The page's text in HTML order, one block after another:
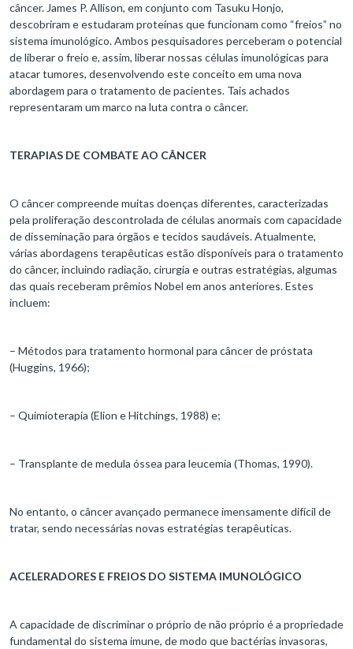
câncer. James P. Allison, em conjunto com Tasuku Honjo,
descobriram e estudaram proteínas que funcionam como “freios” no
sistema imunológico. Ambos pesquisadores perceberam o potencial
de liberar o freio e, assim, liberar nossas células imunológicas para
atacar tumores, desenvolvendo este conceito em uma nova
abordagem para o tratamento de pacientes. Tais achados
representaram um marco na luta contra o câncer.
TERAPIAS DE COMBATE AO CÂNCER
O câncer compreende muitas doenças diferentes, caracterizadas
pela proliferação descontrolada de células anormais com capacidade
de disseminação para órgãos e tecidos saudáveis. Atualmente,
várias abordagens terapêuticas estão disponíveis para o tratamento
do câncer, incluindo radiação, cirurgia e outras estratégias, algumas
das quais receberam prêmios Nobel em anos anteriores. Estes
incluem:
– Métodos para tratamento hormonal para câncer de próstata
(Huggins, 1966);
– Quimioterapia (Elion e Hitchings, 1988) e;
– Transplante de medula óssea para leucemia (Thomas, 1990).
No entanto, o câncer avançado permanece imensamente difícil de
tratar, sendo necessárias novas estratégias terapêuticas.
ACELERADORES E FREIOS DO SISTEMA IMUNOLÓGICO
A capacidade de discriminar o próprio de não próprio é a propriedade
fundamental do sistema imune, de modo que bactérias invasoras,